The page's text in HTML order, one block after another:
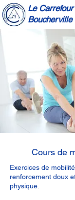
Le
Boucherville
Cours de
Exercices de
renforcement doux
physique.